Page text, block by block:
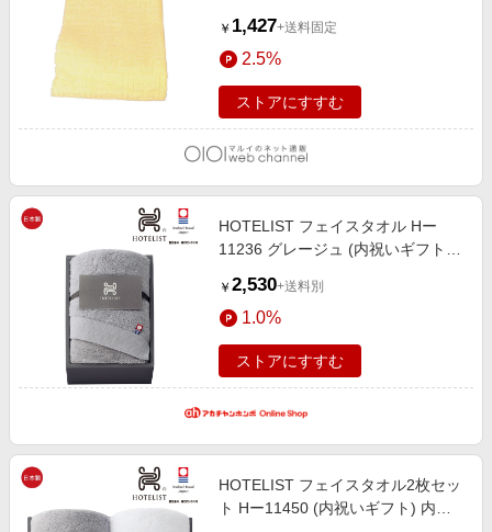
￥ 1,427+送料固定
2.5%
ストアにすすむ
HOTELIST フェイスタオル Hー
11236 グレージュ (内祝いギフト)
タオルギフト 今治タオル
￥ 2,530+送料別
1.0%
ストアにすすむ
HOTELIST フェイスタオル2枚セッ
ト Hー11450 (内祝いギフト) 内祝